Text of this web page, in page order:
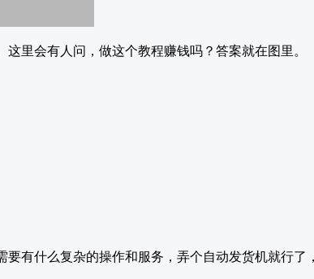
里会有人问，做这个教程赚钱吗？答案就在图里。
有什么复杂的操作和服务，弄个自动发货机就行了